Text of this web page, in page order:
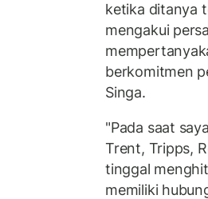
ketika ditanya
mengakui
berkomitmen
Singa.
"Pada saat
Trent, Tripps,
tinggal
memiliki